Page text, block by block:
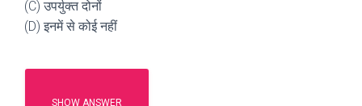
(C) उपर्युक्त दोनों
(D) इनमें से कोई नहीं
SHOW ANSWER